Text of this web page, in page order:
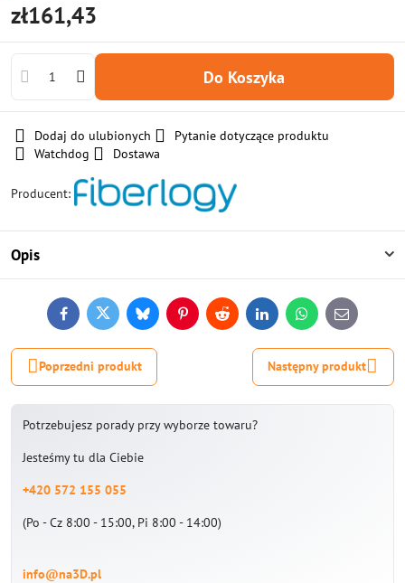
zł161,43
Do Koszyka
Dodaj do ulubionych
Pytanie dotyczące produktu
Watchdog
Dostawa
Producent:
Opis
FacebookTwitterBlueskyPinterestReddit LinkedInWhatsApp
E-
mail
Poprzedni produkt Następny produkt
Potrzebujesz porady przy wyborze towaru?
Jesteśmy tu dla Ciebie
+420 572 155 055
(Po - Cz 8:00 - 15:00, Pi 8:00 - 14:00)
info@na3D.pl